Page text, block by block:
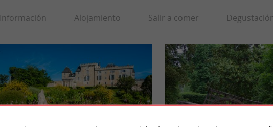
Información Alojamiento Salir a comer